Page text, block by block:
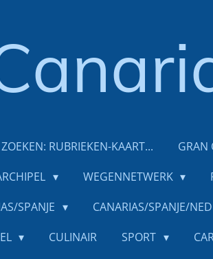
ZOEKEN: RUBRIEKEN-KAART... GRAN
WEGENNETWERK
SPANJE CANARIAS/SPANJE/
CULINAIR SPORT